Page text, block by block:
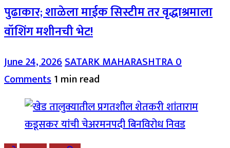
पुढाकार; शाळेला माईक सिस्टीम तर वृद्धाश्रमाला
वॉशिंग मशीनची भेट!
June 24, 2026SATARK MAHARASHTRA0
Comments1 min read